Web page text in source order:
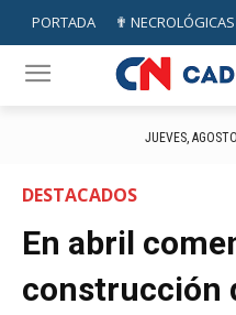
PORTADA ✟ NECROLÓGICAS
JUEVES,
DESTACADOS
En abril
construcción